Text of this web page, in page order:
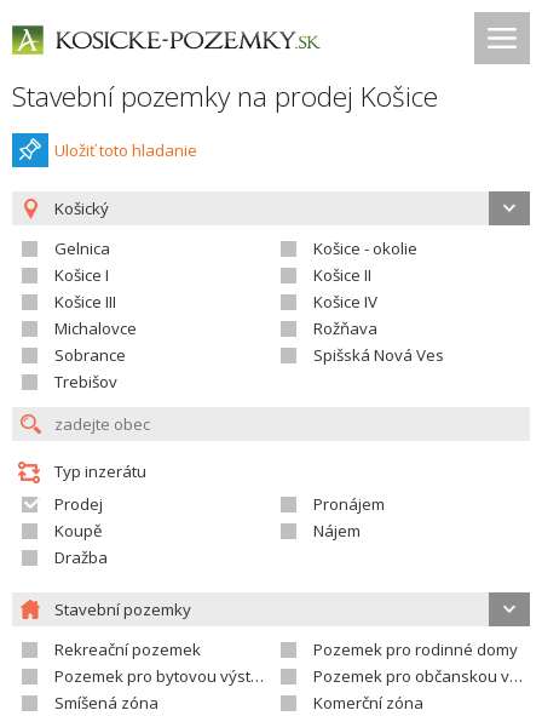
Stavební pozemky na prodej Košice
Uložiť toto hladanie
Košický
Gelnica
Košice - okolie
Košice I
Košice II
Košice III
Košice IV
Michalovce
Rožňava
Sobrance
Spišská Nová Ves
Trebišov
Typ inzerátu
Prodej
Pronájem
Koupě
Nájem
Dražba
Stavební pozemky
Rekreační pozemek
Pozemek pro rodinné domy
Pozemek pro bytovou výstavbu
Pozemek pro občanskou vybavenost
Smíšená zóna
Komerční zóna